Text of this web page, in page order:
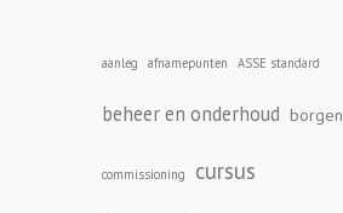
aanleg afnamepunten ASSE standard
beheer en onderhoud borgen
commissioning cursus